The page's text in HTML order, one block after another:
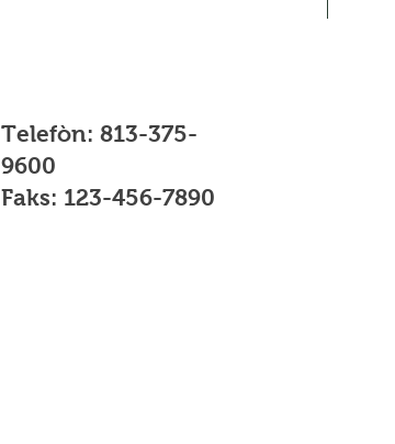
Telefòn: 813-375-
9600
Faks: 123-456-7890